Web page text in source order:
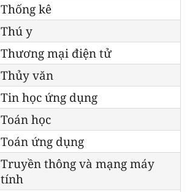
Thống kê
Thú y
Thương mại điện tử
Thủy văn
Tin học ứng dụng
Toán học
Toán ứng dụng
Truyền thông và mạng máy
tính